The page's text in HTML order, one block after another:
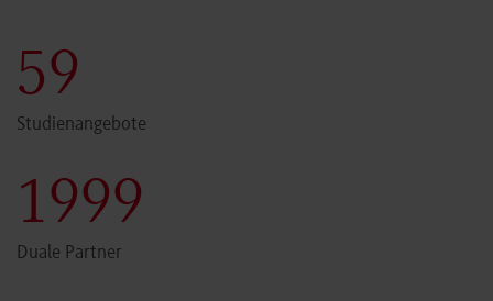
60
Studienangebote
2000
Duale Partner